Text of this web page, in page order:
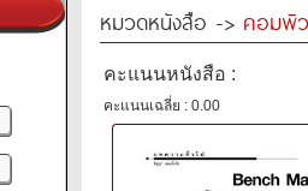
หมวดหนังสือ -> คอมพิ
คะแนนหนังสือ :
คะแนนเฉลี่ย : 0.00